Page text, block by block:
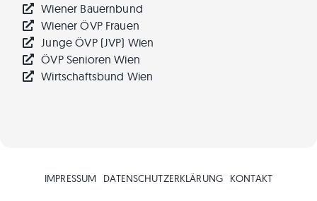
Wiener Bauernbund
Wiener ÖVP Frauen
Junge ÖVP (JVP) Wien
ÖVP Senioren Wien
Wirtschaftsbund Wien
IMPRESSUM DATEN­SCHUTZ­ERKLÄRUNG KONTAKT